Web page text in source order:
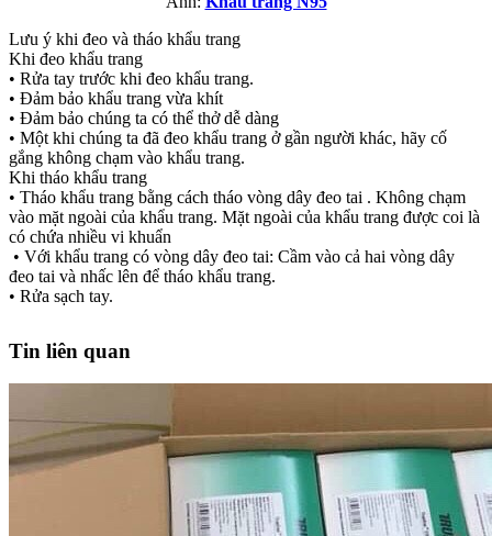
Lưu ý khi đeo và tháo khẩu trang
Khi đeo khẩu trang
• Rửa tay trước khi đeo khẩu trang.
• Đảm bảo khẩu trang vừa khít
• Đảm bảo chúng ta có thể thở dễ dàng
• Một khi chúng ta đã đeo khẩu trang ở gần người khác, hãy cố
gắng không chạm vào khẩu trang.
Khi tháo khẩu trang
• Tháo khẩu trang bằng cách tháo vòng dây đeo tai . Không chạm
vào mặt ngoài của khẩu trang. Mặt ngoài của khẩu trang được coi là
có chứa nhiều vi khuẩn
• Với khẩu trang có vòng dây đeo tai: Cầm vào cả hai vòng dây
đeo tai và nhấc lên để tháo khẩu trang.
• Rửa sạch tay.
Tin liên quan